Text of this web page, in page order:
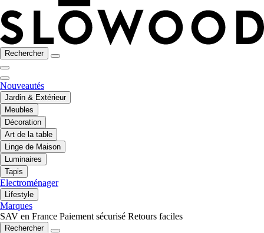
Rechercher
Nouveautés
Jardin & Extérieur
Meubles
Décoration
Art de la table
Linge de Maison
Luminaires
Tapis
Electroménager
Lifestyle
Marques
SAV en France Paiement sécurisé Retours faciles
Rechercher